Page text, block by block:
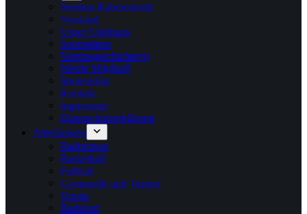
Neubau Kabinentrakt
Vorstand
Unser Clubhaus
Sportstätten
Vereinsgeschichte(n)
Werde Mitglied!
Sponsoring
Kontakt
Impressum
Datenschutzerklärung
Abteilungen
Badminton
Basketball
Fußball
Gymnastik und Turnen
Tennis
Radsport